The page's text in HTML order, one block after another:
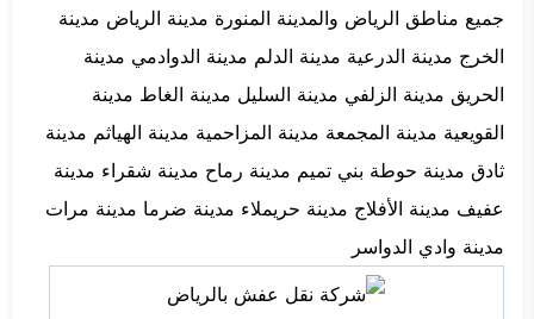
جميع مناطق الرياض والمدينة المنورة مدينة الرياض مدينة
الخرج مدينة الدرعية مدينة الدلم مدينة الدوادمي مدينة
الحريق مدينة الزلفي مدينة السليل مدينة الغاط مدينة
القويعية مدينة المجمعة مدينة المزاحمية مدينة الهياثم مدينة
ثادق مدينة حوطة بني تميم مدينة رماح مدينة شقراء مدينة
عفيف مدينة الأفلاج مدينة حريملاء مدينة ضرما مدينة مرات
مدينة وادي الدواسر